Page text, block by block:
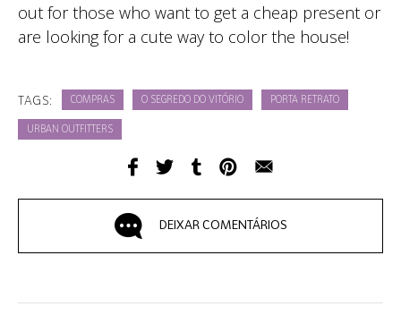
out for those who want to get a cheap present or
are looking for a cute way to color the house!
TAGS: COMPRAS O SEGREDO DO VITÓRIO PORTA RETRATO
URBAN OUTFITTERS
DEIXAR COMENTÁRIOS